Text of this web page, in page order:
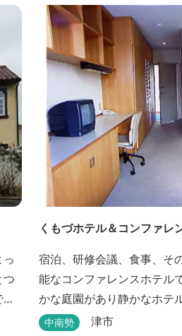
お部屋、3名様から5名様
お風呂やトイレは別棟に完備。 国道260号
喫茶食事とちの木では、お
つ
くもづホテル＆コンファレ
宿泊、研修会議、食事、そ
能なコンファレンスホテル
かな庭園があり静かなホテ
洋とも対応可能で、特にフ
中南勢 津市